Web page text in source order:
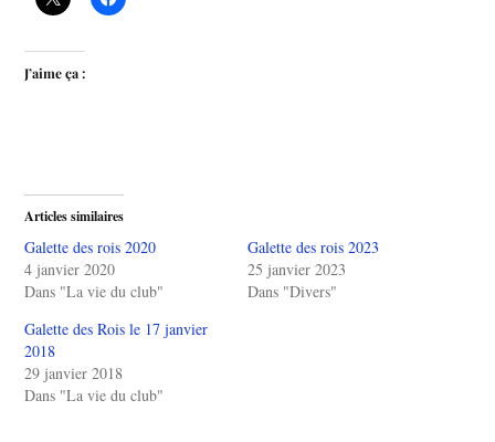
J’aime ça :
Articles similaires
Galette des rois 2020
4 janvier 2020
Dans "La vie du club"
Galette des rois 2023
25 janvier 2023
Dans "Divers"
Galette des Rois le 17 janvier
2018
29 janvier 2018
Dans "La vie du club"